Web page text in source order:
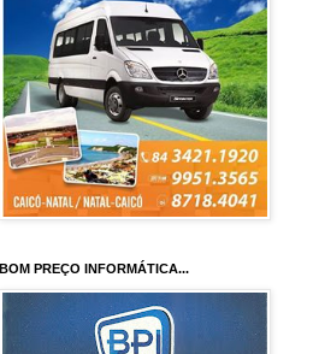
BOM PREÇO INFORMÁTICA...